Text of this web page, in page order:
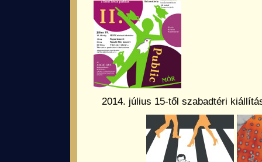
2014. július 15-től szabadtéri